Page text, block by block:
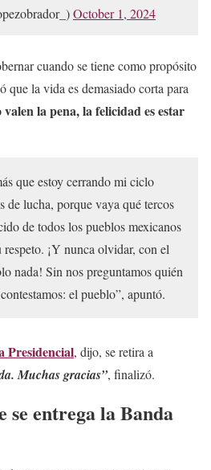
October 1, 2024
cuando se tiene como propósito
que la vida es demasiado corta para
la pena, la felicidad es estar
que estoy cerrando mi ciclo
de lucha, porque vaya qué tercos
de todos los pueblos mexicanos
¡Y nunca olvidar, con el
nada! Sin nos preguntamos quién
el pueblo”, apuntó.
Presidencial, dijo, se retira a
Muchas gracias”, finalizó.
se entrega la Banda